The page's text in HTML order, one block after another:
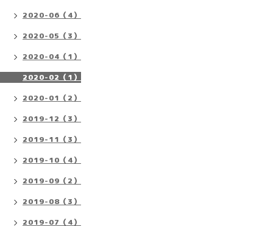
2020-06（4）
2020-05（3）
2020-04（1）
2020-02（1）
2020-01（2）
2019-12（3）
2019-11（3）
2019-10（4）
2019-09（2）
2019-08（3）
2019-07（4）